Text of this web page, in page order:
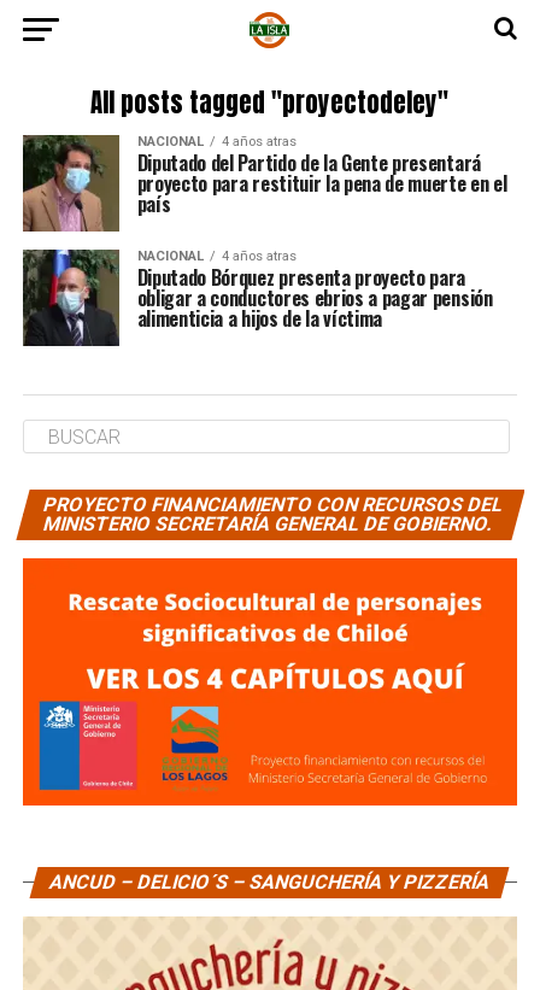
All posts tagged "proyectodeley"
NACIONAL 4 años atras
Diputado del Partido de la Gente presentará
proyecto para restituir la pena de muerte en el
país
NACIONAL 4 años atras
Diputado Bórquez presenta proyecto para
obligar a conductores ebrios a pagar pensión
alimenticia a hijos de la víctima
PROYECTO FINANCIAMIENTO CON RECURSOS DEL
MINISTERIO SECRETARÍA GENERAL DE GOBIERNO.
ANCUD – DELICIO´S – SANGUCHERÍA Y PIZZERÍA